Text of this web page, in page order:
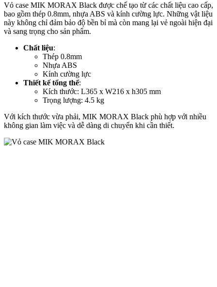
Vỏ case MIK MORAX Black được chế tạo từ các chất liệu cao cấp,
bao gồm thép 0.8mm, nhựa ABS và kính cường lực. Những vật liệu
này không chỉ đảm bảo độ bền bỉ mà còn mang lại vẻ ngoài hiện đại
và sang trọng cho sản phẩm.
Chất liệu:
Thép 0.8mm
Nhựa ABS
Kính cường lực
Thiết kế tổng thể:
Kích thước: L365 x W216 x h305 mm
Trọng lượng: 4.5 kg
Với kích thước vừa phải, MIK MORAX Black phù hợp với nhiều
không gian làm việc và dễ dàng di chuyển khi cần thiết.